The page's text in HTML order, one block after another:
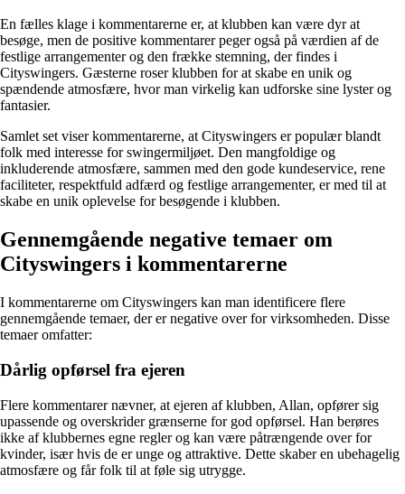
En fælles klage i kommentarerne er, at klubben kan være dyr at
besøge, men de positive kommentarer peger også på værdien af de
festlige arrangementer og den frække stemning, der findes i
Cityswingers. Gæsterne roser klubben for at skabe en unik og
spændende atmosfære, hvor man virkelig kan udforske sine lyster og
fantasier.
Samlet set viser kommentarerne, at Cityswingers er populær blandt
folk med interesse for swingermiljøet. Den mangfoldige og
inkluderende atmosfære, sammen med den gode kundeservice, rene
faciliteter, respektfuld adfærd og festlige arrangementer, er med til at
skabe en unik oplevelse for besøgende i klubben.
Gennemgående negative temaer om
Cityswingers i kommentarerne
I kommentarerne om Cityswingers kan man identificere flere
gennemgående temaer, der er negative over for virksomheden. Disse
temaer omfatter:
Dårlig opførsel fra ejeren
Flere kommentarer nævner, at ejeren af klubben, Allan, opfører sig
upassende og overskrider grænserne for god opførsel. Han berøres
ikke af klubbernes egne regler og kan være påtrængende over for
kvinder, især hvis de er unge og attraktive. Dette skaber en ubehagelig
atmosfære og får folk til at føle sig utrygge.